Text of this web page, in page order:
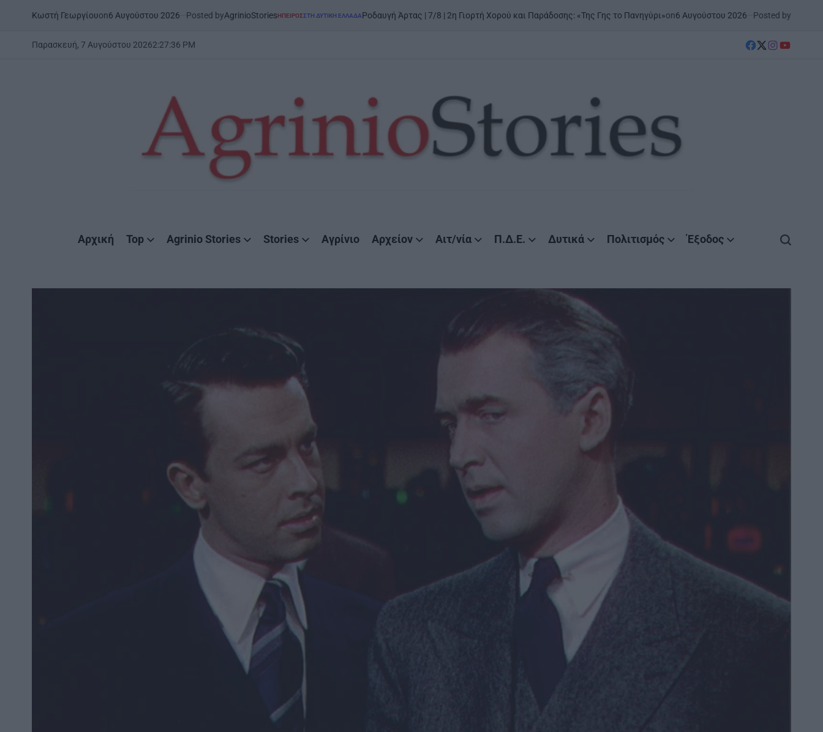
on6 Αυγούστου 2026 Posted byAgrinioStoriesPOSTED
ΉΠΕΙΡΟΣΣΤΗ ΔΥΤΙΚΉ ΕΛΛΆΔΑΡοδαυγή Άρτας | 7/8 | 2η Γιορτή Χορού και Παράδοσης: «Της Γης το Πανηγύρι»on6 Αυγούστου 2026 Posted byAgrinioStoriesPOSTED
ΞΗΡΟΜΕΡΟ
Παρασκευή, 7 Αυγούστου 20262:27:38 PM
facebook
Twitter
instagram
YouTube
Αρχική Top Agrinio Stories Stories Αγρίνιο Αρχείον Αιτ/νία Π.Δ.Ε. Δυτικά Πολιτισμός Έξοδος